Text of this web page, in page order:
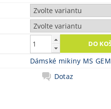
Dámské mikiny MS GEM
Dotaz